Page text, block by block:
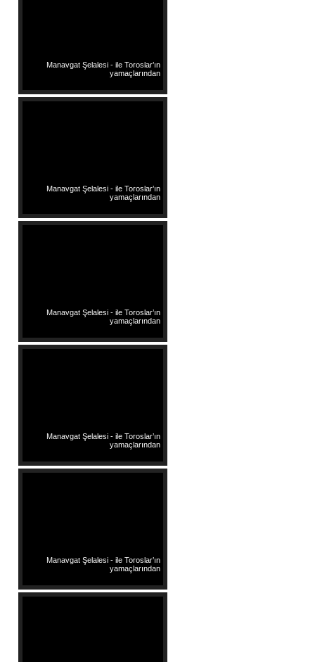
Manavgat Şelalesi - ile Toroslar’ın
yamaçlarından
Manavgat Şelalesi - ile Toroslar’ın
yamaçlarından
Manavgat Şelalesi - ile Toroslar’ın
yamaçlarından
Manavgat Şelalesi - ile Toroslar’ın
yamaçlarından
Manavgat Şelalesi - ile Toroslar’ın
yamaçlarından